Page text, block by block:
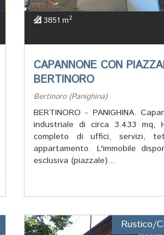
3851 m2
CAPANNONE CON
BERTINORO
Bertinoro (Panighina)
BERTINORO - PANIGHINA.
industriale di circa 3.433 mq,
completo di uffici, servizi,
appartamento. L'immobile
esclusiva (piazzale)...
Rustico/